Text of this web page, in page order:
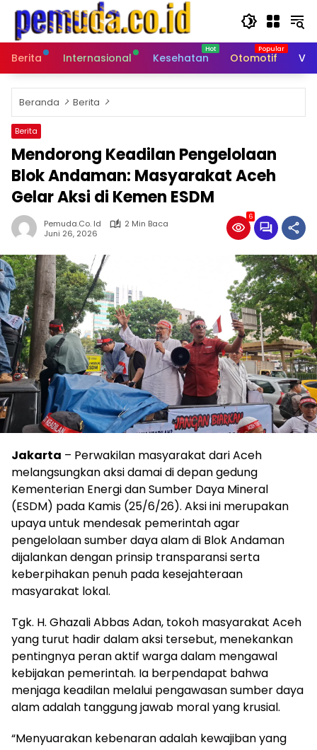
Langsung
konten
Berita
Internasional Kesehatan Otomotif
Beranda Berita
Berita
Mendorong Keadilan Pengelolaan
Blok Andaman: Masyarakat Aceh
Gelar Aksi di Kemen ESDM
Pemuda.co. Id
2 Min Baca
Juni 26, 2026
6
Jakarta – Perwakilan masyarakat dari Aceh
melangsungkan aksi damai di depan gedung
Kementerian Energi dan Sumber Daya Mineral
(ESDM) pada Kamis (25/6/26). Aksi ini merupakan
upaya untuk mendesak pemerintah agar
pengelolaan sumber daya alam di Blok Andaman
dijalankan dengan prinsip transparansi serta
keberpihakan penuh pada kesejahteraan
masyarakat lokal.
Tgk. H. Ghazali Abbas Adan, tokoh masyarakat Aceh
yang turut hadir dalam aksi tersebut, menekankan
pentingnya peran aktif warga dalam mengawal
kebijakan pemerintah. Ia berpendapat bahwa
menjaga keadilan melalui pengawasan sumber daya
alam adalah tanggung jawab moral yang krusial.
“Menyuarakan kebenaran adalah kewajiban yang